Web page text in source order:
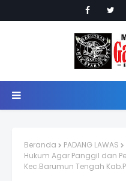
Beranda PADANG LAWAS
Hukum Agar Panggil dan
Kec.Barumun Tengah